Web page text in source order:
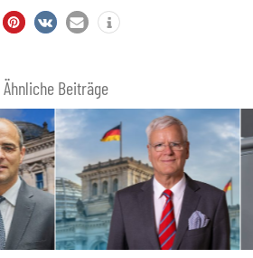
Ähnliche Beiträge